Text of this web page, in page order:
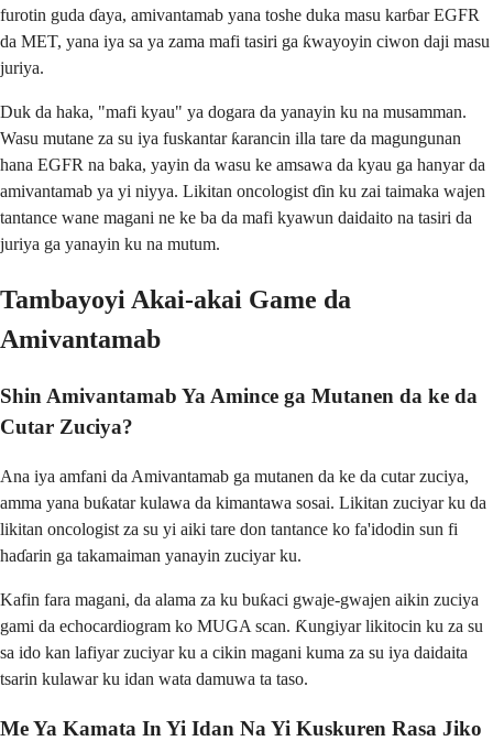
furotin guda ɗaya, amivantamab yana toshe duka masu karɓar EGFR
da MET, yana iya sa ya zama mafi tasiri ga ƙwayoyin ciwon daji masu
juriya.
Duk da haka, "mafi kyau" ya dogara da yanayin ku na musamman.
Wasu mutane za su iya fuskantar ƙarancin illa tare da magungunan
hana EGFR na baka, yayin da wasu ke amsawa da kyau ga hanyar da
amivantamab ya yi niyya. Likitan oncologist ɗin ku zai taimaka wajen
tantance wane magani ne ke ba da mafi kyawun daidaito na tasiri da
juriya ga yanayin ku na mutum.
Tambayoyi Akai-akai Game da
Amivantamab
Shin Amivantamab Ya Amince ga Mutanen da ke da
Cutar Zuciya?
Ana iya amfani da Amivantamab ga mutanen da ke da cutar zuciya,
amma yana buƙatar kulawa da kimantawa sosai. Likitan zuciyar ku da
likitan oncologist za su yi aiki tare don tantance ko fa'idodin sun fi
haɗarin ga takamaiman yanayin zuciyar ku.
Kafin fara magani, da alama za ku buƙaci gwaje-gwajen aikin zuciya
gami da echocardiogram ko MUGA scan. Ƙungiyar likitocin ku za su
sa ido kan lafiyar zuciyar ku a cikin magani kuma za su iya daidaita
tsarin kulawar ku idan wata damuwa ta taso.
Me Ya Kamata In Yi Idan Na Yi Kuskuren Rasa Jiko